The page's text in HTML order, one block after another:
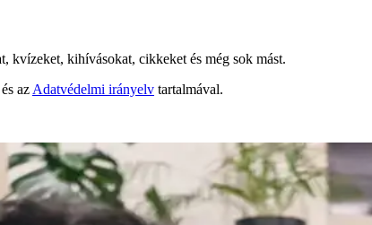
kvízeket, kihívásokat, cikkeket és még sok mást.
és az Adatvédelmi irányelv tartalmával.